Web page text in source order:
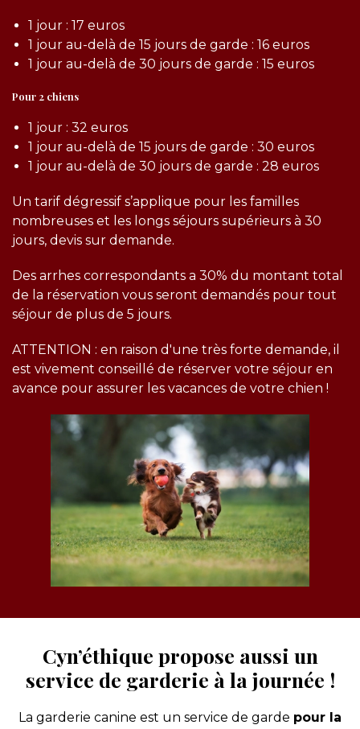
1 jour : 17 euros
1 jour au-delà de 15 jours de garde : 16 euros
1 jour au-delà de 30 jours de garde : 15 euros
Pour 2 chiens
1 jour : 32 euros
1 jour au-delà de 15 jours de garde : 30 euros
1 jour au-delà de 30 jours de garde : 28 euros
Un tarif dégressif s’applique pour les familles
nombreuses et les longs séjours supérieurs à 30
jours, devis sur demande.
Des arrhes correspondants a 30% du montant total
de la réservation vous seront demandés pour tout
séjour de plus de 5 jours.
ATTENTION : en raison d'une très forte demande, il
est vivement conseillé de réserver votre séjour en
avance pour assurer les vacances de votre chien !
Cyn’éthique propose aussi un
service de garderie à la journée !
La garderie canine est un service de garde pour la